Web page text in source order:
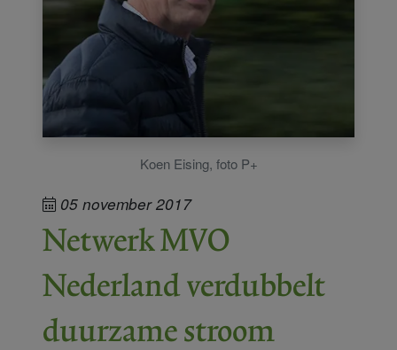
Koen Eising, foto P+
05 november 2017
Netwerk MVO
Nederland verdubbelt
duurzame stroom